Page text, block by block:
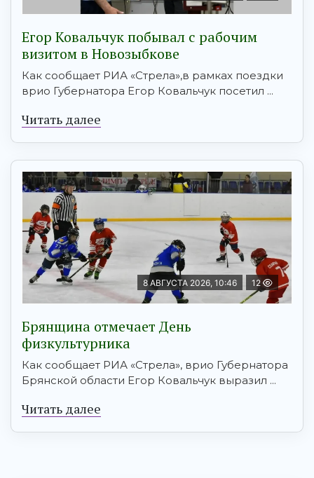
Егор Ковальчук побывал с рабочим
визитом в Новозыбкове
Как сообщает РИА «Стрела»,в рамках поездки
врио Губернатора Егор Ковальчук посетил ...
Читать далее
8 АВГУСТА 2026, 10:46 12
Брянщина отмечает День
физкультурника
Как сообщает РИА «Стрела», врио Губернатора
Брянской области Егор Ковальчук выразил ...
Читать далее